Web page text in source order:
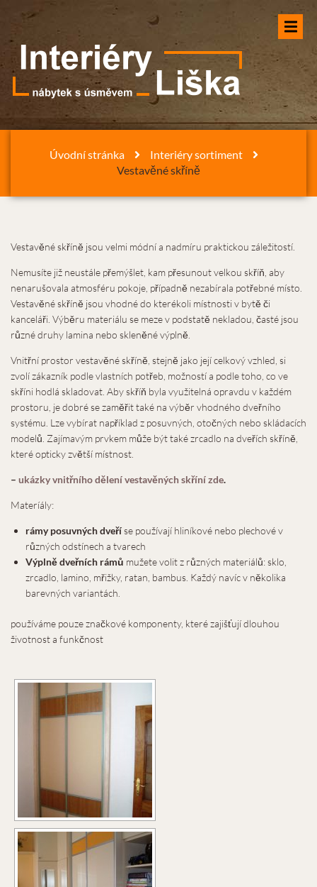
Úvodní stránka
Interiéry sortiment
Vestavěné skříně
Vestavěné skříně jsou velmi módní a nadmíru praktickou záležitostí.
Nemusíte již neustále přemýšlet, kam přesunout velkou skříň, aby
nenarušovala atmosféru pokoje, případně nezabírala potřebné místo.
Vestavěné skříně jsou vhodné do kterékoli místnosti v bytě či
kanceláři. Výběru materiálu se meze v podstatě nekladou, časté jsou
různé druhy lamina nebo skleněné výplně.
Vnitřní prostor vestavěné skříně, stejně jako její celkový vzhled, si
zvolí zákazník podle vlastních potřeb, možností a podle toho, co ve
skříni hodlá skladovat. Aby skříň byla využitelná opravdu v každém
prostoru, je dobré se zaměřit také na výběr vhodného dveřního
systému. Lze vybírat například z posuvných, otočných nebo skládacích
modelů. Zajímavým prvkem může být také zrcadlo na dveřích skříně,
které opticky zvětší místnost.
– ukázky vnitřního dělení vestavěných skříní zde.
Materíály:
rámy posuvných dveříse používají hliníkové nebo plechové v
různých odstínech a tvarech
Výplně dveřních rámů mužete volit z různých materiálů: sklo,
zrcadlo, lamino, mřižky, ratan, bambus. Každý navíc v několika
barevných variantách.
používáme pouze značkové komponenty, které zajišťují dlouhou
životnost a funkčnost